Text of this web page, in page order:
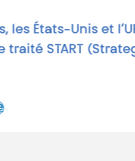
États-Unis et l’URSS
START (Strategic